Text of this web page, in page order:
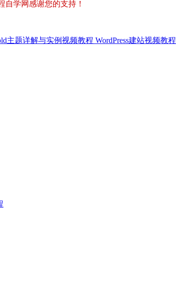
学网感谢您的支持！
主题详解与实例视频教程 WordPress建站视频教程